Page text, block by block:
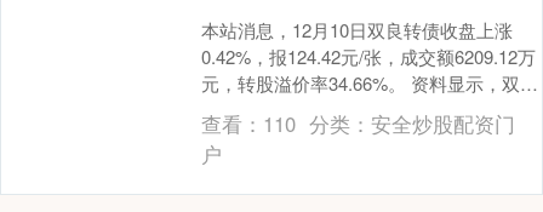
本站消息，12月10日双良转债收盘上涨
0.42%，报124.42元/张，成交额6209.12万
元，转股溢价率34.66%。 资料显示，双良
转债信用级别为“AA-....
查看： 110 分类： 安全炒股配资门
户